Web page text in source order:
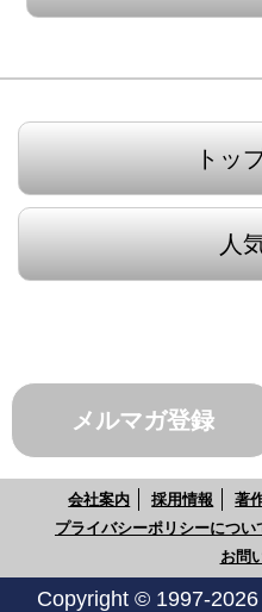
トッ
人
メルマガ登録
会社案内 採用情報 著
プライバシーポリシーについ
お問
Copyright © 1997-